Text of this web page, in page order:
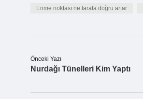
Erime noktası ne tarafa doğru artar
Önceki Yazı
Nurdağı Tünelleri Kim Yaptı